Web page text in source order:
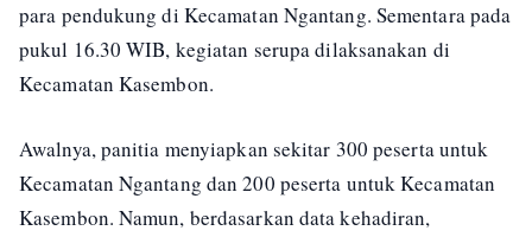
para pendukung di Kecamatan Ngantang. Sementara pada
pukul 16.30 WIB, kegiatan serupa dilaksanakan di
Kecamatan Kasembon.
Awalnya, panitia menyiapkan sekitar 300 peserta untuk
Kecamatan Ngantang dan 200 peserta untuk Kecamatan
Kasembon. Namun, berdasarkan data kehadiran,